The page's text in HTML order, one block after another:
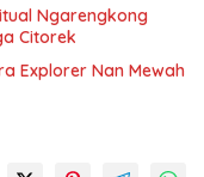
Ngarengkong
Citorek
Explorer Nan Mewah